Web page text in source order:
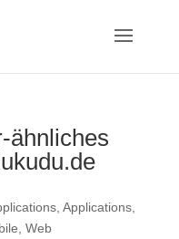
ähnliches
, Applications,
Web